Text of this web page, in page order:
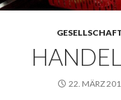
22. MÄRZ